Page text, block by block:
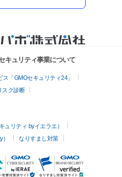
キュリティ事業について
「GMOセキュリティ24」
スク診断
ュリティ byイエラエ）
なりすまし対策